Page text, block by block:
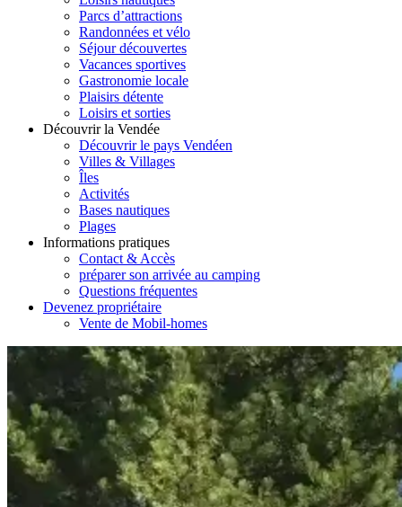
Parcs d’attractions
Randonnées et vélo
Séjour découvertes
Vacances sportives
Gastronomie locale
Plaisirs détente
Loisirs et sorties
Découvrir la Vendée
Découvrir le pays Vendéen
Villes & Villages
Îles
Activités
Bases nautiques
Plages
Informations pratiques
Contact & Accès
préparer son arrivée au camping
Questions fréquentes
Devenez propriétaire
Vente de Mobil-homes